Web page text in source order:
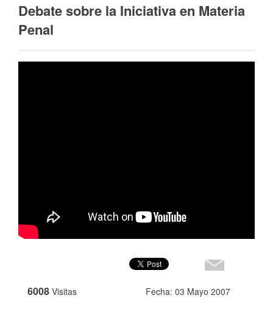
Debate sobre la Iniciativa en Materia
Penal
6008 Visitas Fecha: 03 Mayo 2007